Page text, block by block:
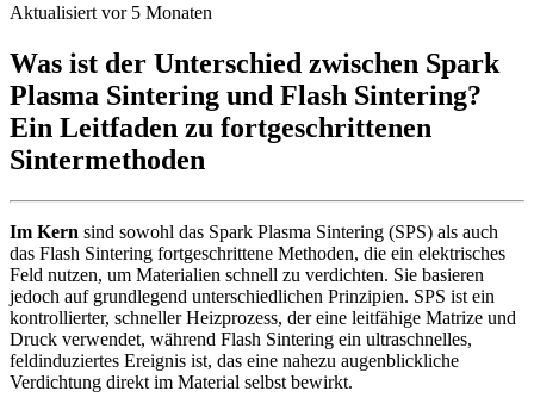
Aktualisiert vor 5 Monaten
Was ist der Unterschied zwischen Spark
Plasma Sintering und Flash Sintering?
Ein Leitfaden zu fortgeschrittenen
Sintermethoden
Im Kern sind sowohl das Spark Plasma Sintering (SPS) als auch
das Flash Sintering fortgeschrittene Methoden, die ein elektrisches
Feld nutzen, um Materialien schnell zu verdichten. Sie basieren
jedoch auf grundlegend unterschiedlichen Prinzipien. SPS ist ein
kontrollierter, schneller Heizprozess, der eine leitfähige Matrize und
Druck verwendet, während Flash Sintering ein ultraschnelles,
feldinduziertes Ereignis ist, das eine nahezu augenblickliche
Verdichtung direkt im Material selbst bewirkt.